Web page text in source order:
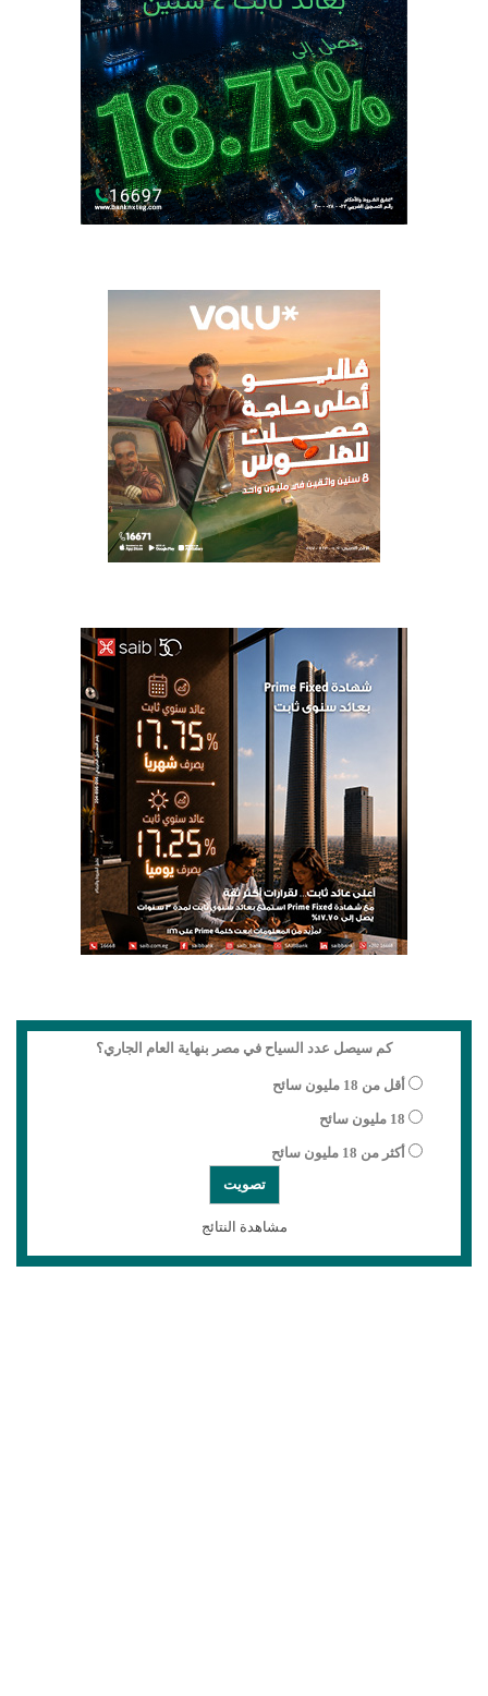
كم سيصل عدد السياح في مصر بنهاية العام الجاري؟
أقل من 18 مليون سائح
18 مليون سائح
أكثر من 18 مليون سائح
مشاهدة النتائج